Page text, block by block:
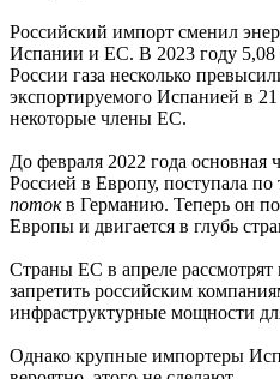
Российский импорт сменил
Испании и ЕС. В 2023 году
России газа несколько
экспортируемого Испанией в
некоторые члены ЕС.
До февраля 2022 года основная
Россией в Европу, поступала по
потокв Германию. Теперь он
Европы и двигается в глубь
Страны ЕС в апреле
запретить российским
инфраструктурные мощности
Однако крупные импортеры